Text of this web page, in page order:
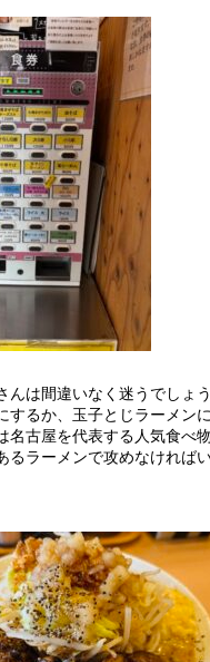
んは間違いなく迷うでしょう
するか、玉子とじラーメン
名古屋を代表する人気食べ
るラーメンで攻めなければい